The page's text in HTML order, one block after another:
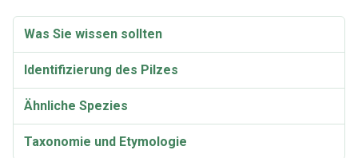
Was Sie wissen sollten
Identifizierung des Pilzes
Ähnliche Spezies
Taxonomie und Etymologie